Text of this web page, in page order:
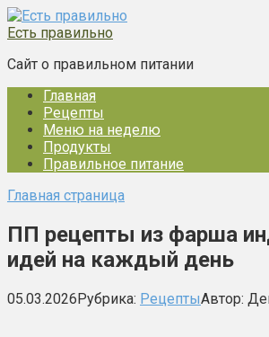
Перейти
к
Есть правильно
Сайт о правильном питании
Главная
Рецепты
Меню на неделю
Продукты
Правильное питание
Главная страница
ПП рецепты из фарша
идей на каждый день
05.03.2026Рубрика: РецептыАвтор: